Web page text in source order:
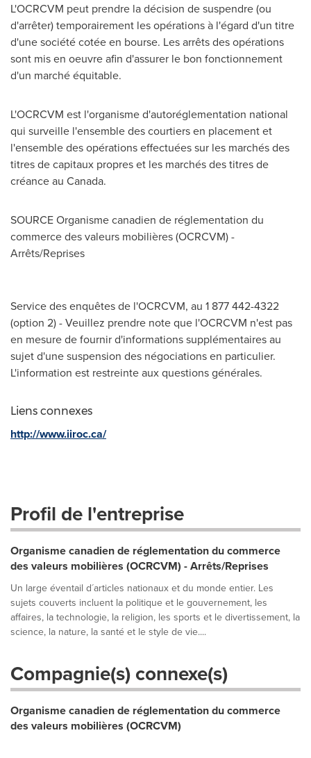
L'OCRCVM peut prendre la décision de suspendre (ou
d'arrêter) temporairement les opérations à l'égard d'un titre
d'une société cotée en bourse. Les arrêts des opérations
sont mis en oeuvre afin d'assurer le bon fonctionnement
d'un marché équitable.
L'OCRCVM est l'organisme d'autoréglementation national
qui surveille l'ensemble des courtiers en placement et
l'ensemble des opérations effectuées sur les marchés des
titres de capitaux propres et les marchés des titres de
créance au Canada.
SOURCE Organisme canadien de réglementation du
commerce des valeurs mobilières (OCRCVM) -
Arrêts/Reprises
Service des enquêtes de l'OCRCVM, au 1 877 442-4322
(option 2) - Veuillez prendre note que l'OCRCVM n'est pas
en mesure de fournir d'informations supplémentaires au
sujet d'une suspension des négociations en particulier.
L'information est restreinte aux questions générales.
Liens connexes
http://www.iiroc.ca/
Profil de l'entreprise
Organisme canadien de réglementation du commerce
des valeurs mobilières (OCRCVM) - Arrêts/Reprises
Un large éventail d´articles nationaux et du monde entier. Les
sujets couverts incluent la politique et le gouvernement, les
affaires, la technologie, la religion, les sports et le divertissement, la
science, la nature, la santé et le style de vie....
Compagnie(s) connexe(s)
Organisme canadien de réglementation du commerce
des valeurs mobilières (OCRCVM)